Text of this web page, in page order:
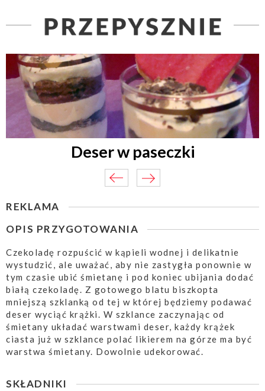
Deser w paseczki
REKLAMA
OPIS PRZYGOTOWANIA
Czekoladę rozpuścić w kąpieli wodnej i delikatnie
wystudzić, ale uważać, aby nie zastygła ponownie w
tym czasie ubić śmietanę i pod koniec ubijania dodać
białą czekoladę. Z gotowego blatu biszkopta
mniejszą szklanką od tej w której będziemy podawać
deser wyciąć krążki. W szklance zaczynając od
śmietany układać warstwami deser, każdy krążek
ciasta już w szklance polać likierem na górze ma być
warstwa śmietany. Dowolnie udekorować.
SKŁADNIKI